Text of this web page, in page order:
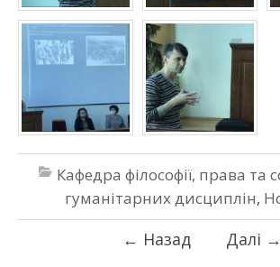
Кафедра філософії, права та
гуманітарних дисциплін,
← Назад Далі →